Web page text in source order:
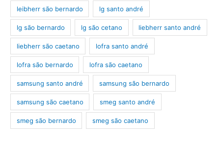
leibherr são bernardo lg santo andré
lg são bernardo lg são cetano liebherr santo andré
liebherr são caetano lofra santo andré
lofra são bernardo lofra são caetano
samsung santo andré samsung são bernardo
samsung são caetano smeg santo andré
smeg são bernardo smeg são caetano